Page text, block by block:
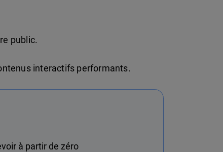
public.
interactifs performants.
à partir de zéro